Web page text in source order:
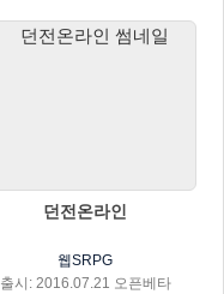
던전온라인
웹SRPG
출시: 2016.07.21 오픈베타